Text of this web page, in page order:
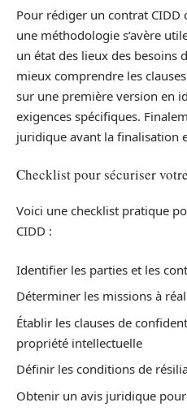
Pour rédiger un contrat
une méthodologie s’avère
un état des lieux des besoins
mieux comprendre les
sur une première version en
exigences spécifiques.
juridique avant la finalisation
Checklist pour sécuriser
Voici une checklist pratique
CIDD :
Identifier les parties et les
Déterminer les missions à
Établir les clauses de
propriété intellectuelle
Définir les conditions de
Obtenir un avis juridique